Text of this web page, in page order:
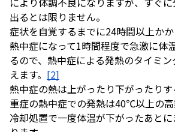
出るとは限りません。
症状を自覚するまでに24時間以上かか
熱中症になって1時間程度で急激に体
るので、熱中症による発熱のタイミ
えます。 [2]
熱中症の熱は上がったり下がったり
重症の熱中症での発熱は40℃以上の高
冷却処置で一度体温が下がったあと